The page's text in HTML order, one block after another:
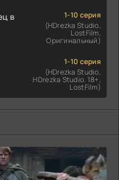
в
1-10 серия
(HDrezka Studio,
LostFilm,
Оригинальный)
1-10 серия
(HDrezka Studio,
HDrezka Studio. 18+,
LostFilm)